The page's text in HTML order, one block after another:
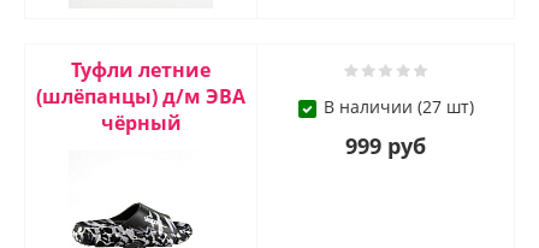
Туфли летние
(шлёпанцы) д/м ЭВА
чёрный
В наличии (27 шт)
999 руб